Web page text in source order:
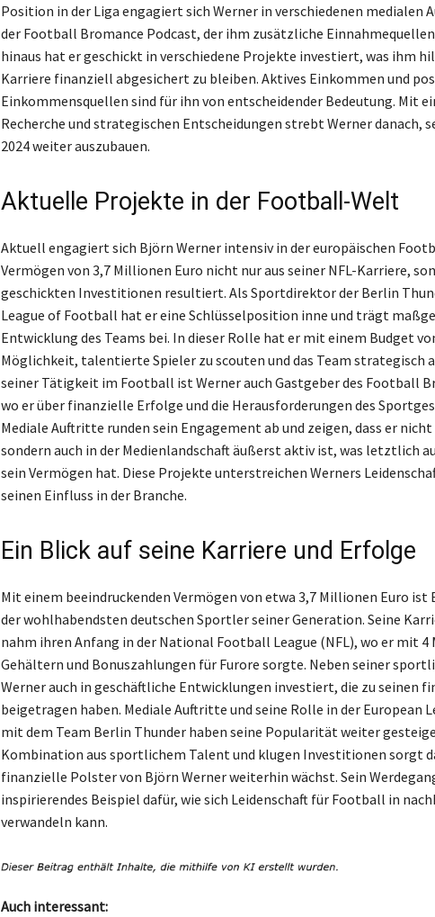
Position in der Liga engagiert sich Werner in verschiedenen medialen
der Football Bromance Podcast, der ihm zusätzliche
hinaus hat er geschickt in verschiedene Projekte investiert, was ihm
Karriere finanziell abgesichert zu bleiben. Aktives Einkommen und
Einkommensquellen sind für ihn von entscheidender Bedeutung. Mit
Recherche und strategischen Entscheidungen strebt Werner danach,
2024 weiter auszubauen.
Aktuelle Projekte in der Football-Welt
Aktuell engagiert sich Björn Werner intensiv in der europäischen
Vermögen von 3,7 Millionen Euro nicht nur aus seiner NFL-Karriere,
geschickten Investitionen resultiert. Als Sportdirektor der Berlin
League of Football hat er eine Schlüsselposition inne und trägt
Entwicklung des Teams bei. In dieser Rolle hat er mit einem Budget
Möglichkeit, talentierte Spieler zu scouten und das Team strategisch
seiner Tätigkeit im Football ist Werner auch Gastgeber des Football
wo er über finanzielle Erfolge und die Herausforderungen des
Mediale Auftritte runden sein Engagement ab und zeigen, dass er
sondern auch in der Medienlandschaft äußerst aktiv ist, was letztlich
sein Vermögen hat. Diese Projekte unterstreichen Werners
seinen Einfluss in der Branche.
Ein Blick auf seine Karriere und Erfolge
Mit einem beeindruckenden Vermögen von etwa 3,7 Millionen Euro ist
der wohlhabendsten deutschen Sportler seiner Generation. Seine
nahm ihren Anfang in der National Football League (NFL), wo er mit 4
Gehältern und Bonuszahlungen für Furore sorgte. Neben seiner
Werner auch in geschäftliche Entwicklungen investiert, die zu seinen
beigetragen haben. Mediale Auftritte und seine Rolle in der European
mit dem Team Berlin Thunder haben seine Popularität weiter
Kombination aus sportlichem Talent und klugen Investitionen sorgt
finanzielle Polster von Björn Werner weiterhin wächst. Sein
inspirierendes Beispiel dafür, wie sich Leidenschaft für Football in
verwandeln kann.
Auch interessant: